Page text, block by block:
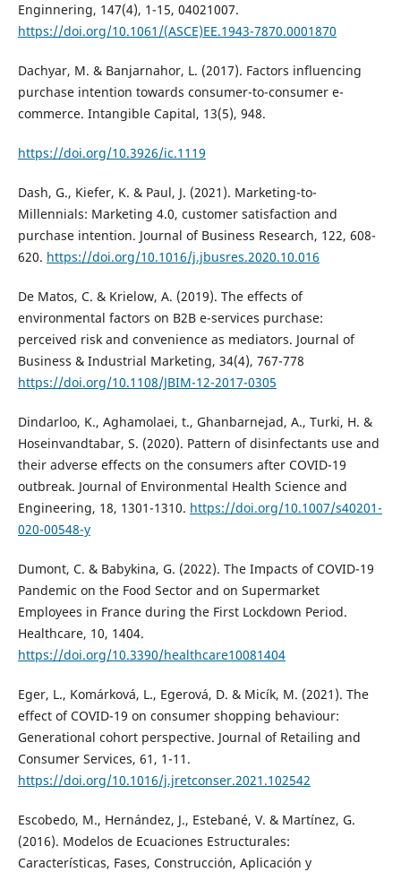
Enginnering, 147(4), 1-15, 04021007.
https://doi.org/10.1061/(ASCE)EE.1943-7870.0001870
Dachyar, M. & Banjarnahor, L. (2017). Factors influencing
purchase intention towards consumer-to-consumer e-
commerce. Intangible Capital, 13(5), 948.
https://doi.org/10.3926/ic.1119
Dash, G., Kiefer, K. & Paul, J. (2021). Marketing-to-
Millennials: Marketing 4.0, customer satisfaction and
purchase intention. Journal of Business Research, 122, 608-
620. https://doi.org/10.1016/j.jbusres.2020.10.016
De Matos, C. & Krielow, A. (2019). The effects of
environmental factors on B2B e-services purchase:
perceived risk and convenience as mediators. Journal of
Business & Industrial Marketing, 34(4), 767-778
https://doi.org/10.1108/JBIM-12-2017-0305
Dindarloo, K., Aghamolaei, t., Ghanbarnejad, A., Turki, H. &
Hoseinvandtabar, S. (2020). Pattern of disinfectants use and
their adverse effects on the consumers after COVID-19
outbreak. Journal of Environmental Health Science and
Engineering, 18, 1301-1310. https://doi.org/10.1007/s40201-
020-00548-y
Dumont, C. & Babykina, G. (2022). The Impacts of COVID-19
Pandemic on the Food Sector and on Supermarket
Employees in France during the First Lockdown Period.
Healthcare, 10, 1404.
https://doi.org/10.3390/healthcare10081404
Eger, L., Komárková, L., Egerová, D. & Micík, M. (2021). The
effect of COVID-19 on consumer shopping behaviour:
Generational cohort perspective. Journal of Retailing and
Consumer Services, 61, 1-11.
https://doi.org/10.1016/j.jretconser.2021.102542
Escobedo, M., Hernández, J., Estebané, V. & Martínez, G.
(2016). Modelos de Ecuaciones Estructurales:
Características, Fases, Construcción, Aplicación y